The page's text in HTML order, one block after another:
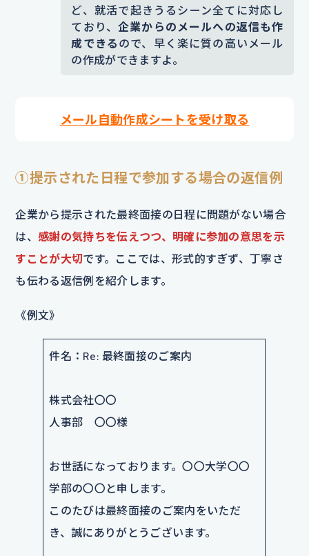
ど、就活で起きうるシーン全てに対応し
ており、企業からのメールへの返信も作
成できる ので、早く楽に質の高いメール
の作成ができますよ。
メール自動作成シートを受け取る
①提示された日程で参加する場合の返信例
企業から提示された最終面接の日程に問題がない場合
は、感謝の気持ちを伝えつつ、明確に参加の意思を示
すことが大切です。ここでは、形式的すぎず、丁寧さ
も伝わる返信例を紹介します。
《例文》
件名：Re: 最終面接のご案内
株式会社〇〇
人事部 〇〇様
お世話になっております。〇〇大学〇〇
学部の〇〇と申します。
このたびは最終面接のご案内をいただ
き、誠にありがとうございます。